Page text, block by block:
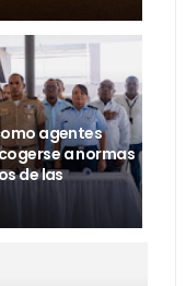
agentes
a normas
de las